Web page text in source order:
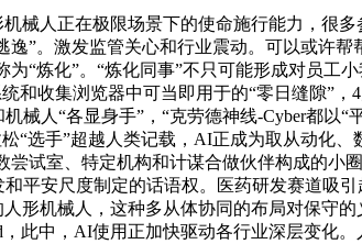
人正在极限场景下的使命施行能力，很
”。激发监管关心和行业震动。可以或许
“炼化”。“炼化同事”不只可能形成对员工
和收集浏览器中可当即用于的“零日缝隙”
人“各显身手”，“克劳德神线-Cyber都以
“选手”超越人类记载，AI正成为取从动化
试室、特定机构和计谋合做伙伴构成的小
平安尺度制定的话语权。医药研发赛道吸
形机械人，这种多从体协同的布局对保守
此中，AI使用正加快驱动各行业深层变化